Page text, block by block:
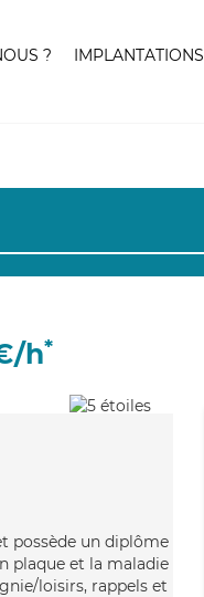
? IMPLANTATIONS
h*
possède un diplôme
plaque et la maladie
loisirs, rappels et